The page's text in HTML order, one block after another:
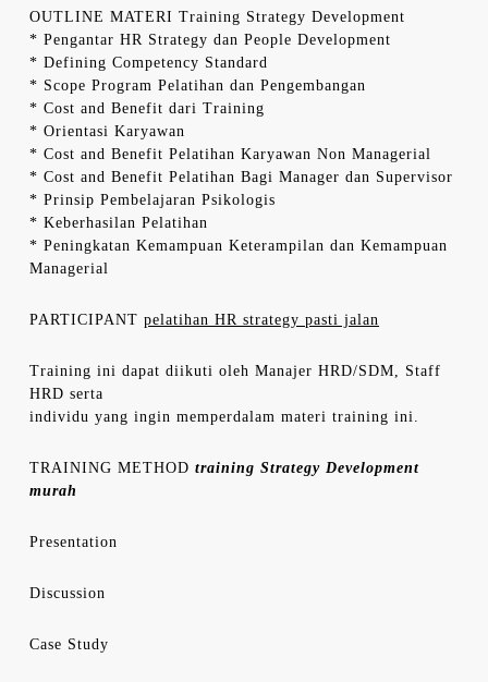
OUTLINE MATERI Training Strategy Development
* Pengantar HR Strategy dan People Development
* Defining Competency Standard
* Scope Program Pelatihan dan Pengembangan
* Cost and Benefit dari Training
* Orientasi Karyawan
* Cost and Benefit Pelatihan Karyawan Non Managerial
* Cost and Benefit Pelatihan Bagi Manager dan Supervisor
* Prinsip Pembelajaran Psikologis
* Keberhasilan Pelatihan
* Peningkatan Kemampuan Keterampilan dan Kemampuan
Managerial
PARTICIPANT pelatihan HR strategy pasti jalan
Training ini dapat diikuti oleh Manajer HRD/SDM, Staff
HRD serta
individu yang ingin memperdalam materi training ini.
TRAINING METHOD training Strategy Development
murah
Presentation
Discussion
Case Study